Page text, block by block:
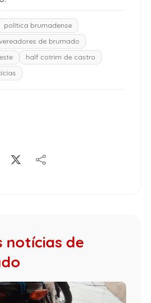
política brumadense
de brumado
half cotrim de castro
notícias de